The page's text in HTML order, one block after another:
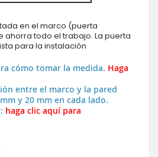
en el marco (puerta
ahorra todo el trabajo. La puerta
para la instalación
cómo tomar la medida. Haga
entre el marco y la pared
y 20 mm en cada lado.
haga clic aquí para